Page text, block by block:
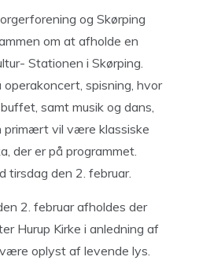
og Skørping
om at afholde en
Stationen i Skørping.
spisning, hvor
samt musik og dans,
primært vil være klassiske
der er på programmet.
tirsdag den 2. februar.
2. februar afholdes der
Hurup Kirke i anledning af
oplyst af levende lys.